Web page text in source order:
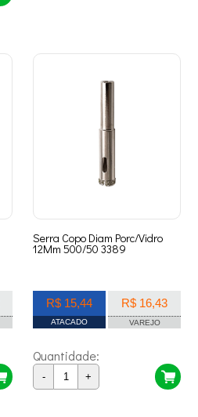
Serra Copo Diam Porc/Vidro
12Mm 500/50 3389
R$ 15,44
ATACADO
R$ 16,43
VAREJO
Quantidade:
- +